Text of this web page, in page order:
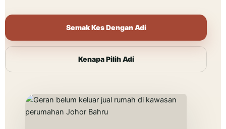
Semak Kes Dengan Adi
Kenapa Pilih Adi